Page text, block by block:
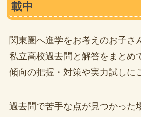
載中
関東圏へ進学をお考えのお子さ
私立高校過去問と解答をまとめ
傾向の把握・対策や実力試しに
過去問で苦手な点が見つかった